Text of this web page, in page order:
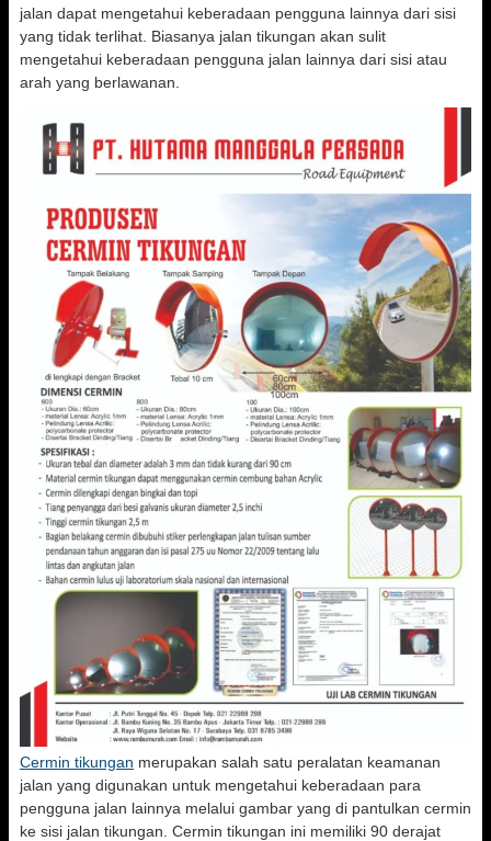
jalan dapat mengetahui keberadaan pengguna lainnya dari sisi
yang tidak terlihat. Biasanya jalan tikungan akan sulit
mengetahui keberadaan pengguna jalan lainnya dari sisi atau
arah yang berlawanan.
Cermin tikungan merupakan salah satu peralatan keamanan
jalan yang digunakan untuk mengetahui keberadaan para
pengguna jalan lainnya melalui gambar yang di pantulkan cermin
ke sisi jalan tikungan. Cermin tikungan ini memiliki 90 derajat